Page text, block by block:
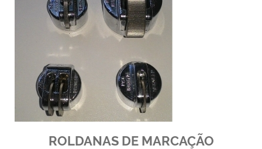
ROLDANAS DE MARCAÇÃO